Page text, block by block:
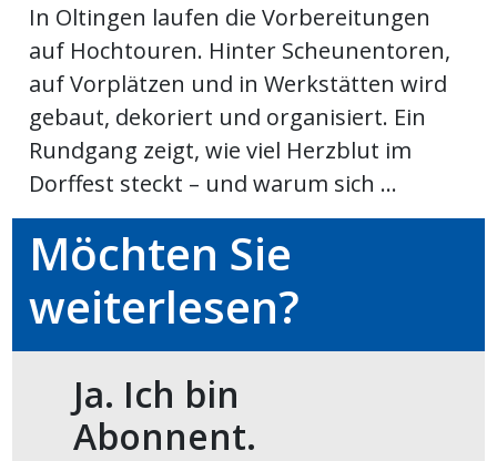
In Oltingen laufen die Vorbereitungen
auf Hochtouren. Hinter Scheunentoren,
auf Vorplätzen und in Werkstätten wird
gebaut, dekoriert und organisiert. Ein
Rundgang zeigt, wie viel Herzblut im
Dorffest steckt – und warum sich ...
Möchten Sie
weiterlesen?
Ja. Ich bin
Abonnent.